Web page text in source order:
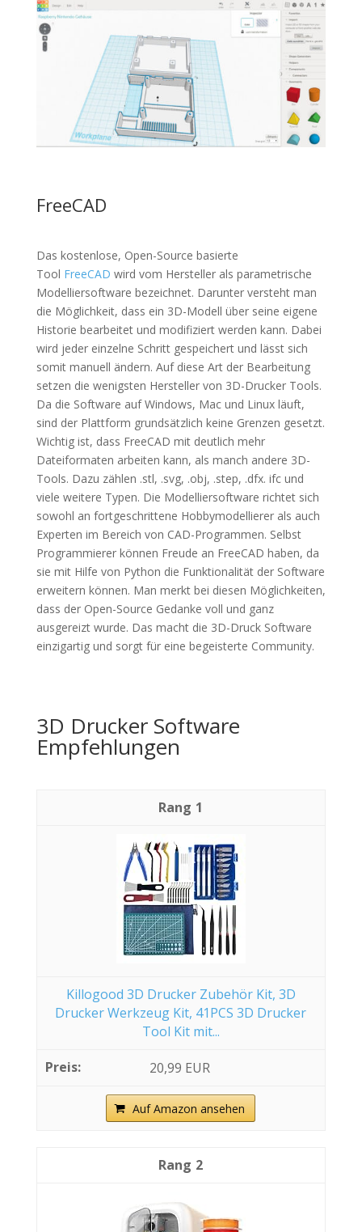
FreeCAD
Das kostenlose, Open-Source basierte
Tool FreeCAD wird vom Hersteller als parametrische
Modelliersoftware bezeichnet. Darunter versteht man
die Möglichkeit, dass ein 3D-Modell über seine eigene
Historie bearbeitet und modifiziert werden kann. Dabei
wird jeder einzelne Schritt gespeichert und lässt sich
somit manuell ändern. Auf diese Art der Bearbeitung
setzen die wenigsten Hersteller von 3D-Drucker Tools.
Da die Software auf Windows, Mac und Linux läuft,
sind der Plattform grundsätzlich keine Grenzen gesetzt.
Wichtig ist, dass FreeCAD mit deutlich mehr
Dateiformaten arbeiten kann, als manch andere 3D-
Tools. Dazu zählen .stl, .svg, .obj, .step, .dfx. ifc und
viele weitere Typen. Die Modelliersoftware richtet sich
sowohl an fortgeschrittene Hobbymodellierer als auch
Experten im Bereich von CAD-Programmen. Selbst
Programmierer können Freude an FreeCAD haben, da
sie mit Hilfe von Python die Funktionalität der Software
erweitern können. Man merkt bei diesen Möglichkeiten,
dass der Open-Source Gedanke voll und ganz
ausgereizt wurde. Das macht die 3D-Druck Software
einzigartig und sorgt für eine begeisterte Community.
3D Drucker Software
Empfehlungen
1
Killogood 3D Drucker Zubehör Kit, 3D
Drucker Werkzeug Kit, 41PCS 3D Drucker
Tool Kit mit...
20,99 EUR
Auf Amazon ansehen
2